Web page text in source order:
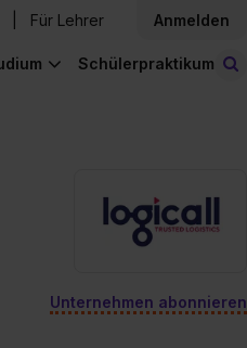
Für Lehrer Anmelden
Schülerpraktikum
Unternehmen abonnieren